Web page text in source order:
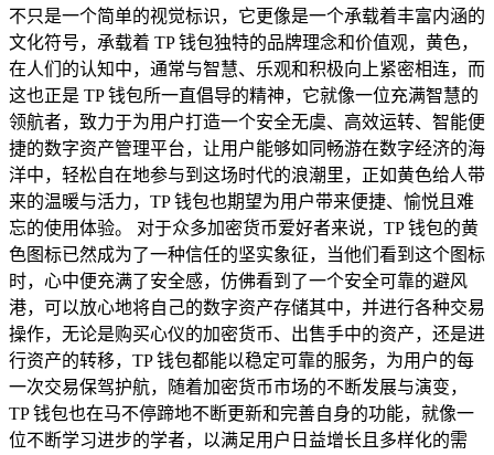
不只是一个简单的视觉标识，它更像是一个承载着丰富内涵的
文化符号，承载着 TP 钱包独特的品牌理念和价值观，黄色，
在人们的认知中，通常与智慧、乐观和积极向上紧密相连，而
这也正是 TP 钱包所一直倡导的精神，它就像一位充满智慧的
领航者，致力于为用户打造一个安全无虞、高效运转、智能便
捷的数字资产管理平台，让用户能够如同畅游在数字经济的海
洋中，轻松自在地参与到这场时代的浪潮里，正如黄色给人带
来的温暖与活力，TP 钱包也期望为用户带来便捷、愉悦且难
忘的使用体验。 对于众多加密货币爱好者来说，TP 钱包的黄
色图标已然成为了一种信任的坚实象征，当他们看到这个图标
时，心中便充满了安全感，仿佛看到了一个安全可靠的避风
港，可以放心地将自己的数字资产存储其中，并进行各种交易
操作，无论是购买心仪的加密货币、出售手中的资产，还是进
行资产的转移，TP 钱包都能以稳定可靠的服务，为用户的每
一次交易保驾护航，随着加密货币市场的不断发展与演变，
TP 钱包也在马不停蹄地不断更新和完善自身的功能，就像一
位不断学习进步的学者，以满足用户日益增长且多样化的需